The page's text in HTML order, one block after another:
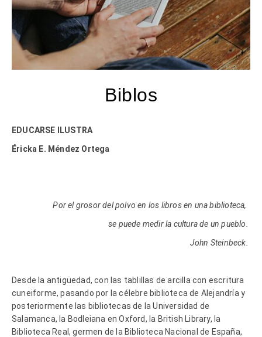
Biblos
EDUCARSE ILUSTRA
Éricka E. Méndez Ortega
Por el grosor del polvo en los libros en una biblioteca,
se puede medir la cultura de un pueblo.
John Steinbeck.
Desde la antigüedad, con las tablillas de arcilla con escritura
cuneiforme, pasando por la célebre biblioteca de Alejandría y
posteriormente las bibliotecas de la Universidad de
Salamanca, la Bodleiana en Oxford, la British Library, la
Biblioteca Real, germen de la Biblioteca Nacional de España,